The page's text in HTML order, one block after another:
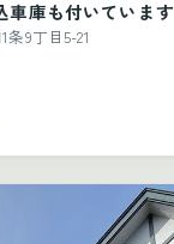
車庫も付いています
9丁目5-21